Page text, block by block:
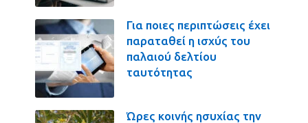
Για ποιες περιπτώσεις έχει
παραταθεί η ισχύς του
παλαιού δελτίου
ταυτότητας
Ώρες κοινής ησυχίας την